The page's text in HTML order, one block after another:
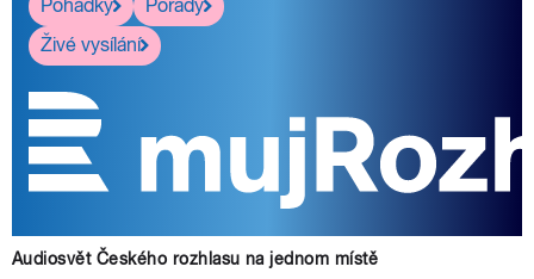
Pohádky
Pořady
Živé vysílání
Audiosvět Českého rozhlasu na jednom místě